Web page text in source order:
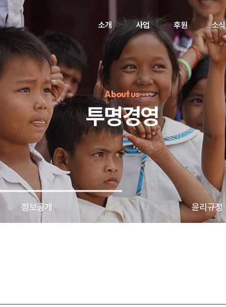
소개 사업 후원 소식
#정기후원#하트플레이스#캠페인#팬덤후원
About us
투명경영
정보공개 윤리규정